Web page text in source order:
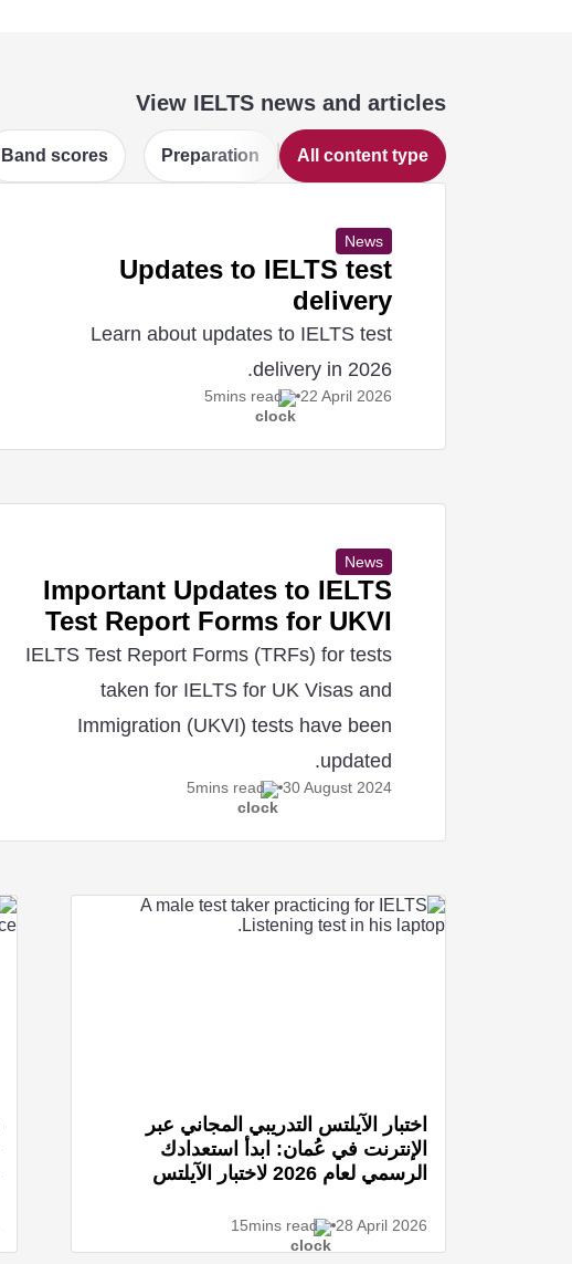
View IELTS news and articles
All content type
Preparation
Band scores
News
Updates to IELTS test
delivery
Learn about updates to IELTS test
delivery in 2026.
22 April 2026
5mins read
News
Important Updates to IELTS
Test Report Forms for UKVI
IELTS Test Report Forms (TRFs) for tests
taken for IELTS for UK Visas and
Immigration (UKVI) tests have been
updated.
30 August 2024
5mins read
اختبار الآيلتس التدريبي المجاني عبر
الإنترنت في عُمان: ابدأ استعدادك
الرسمي لعام 2026 لاختبار الآيلتس
28 April 2026
15mins read